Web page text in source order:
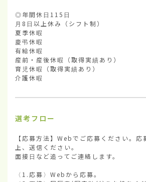
◎年間休日115日
月8日以上休み（シフト制）
夏季休暇
慶弔休暇
有給休暇
産前・産後休暇（取得実績あり）
育児休暇（取得実績あり）
介護休暇
選考フロー
【応募方法】Webでご応募ください。応
上、送信ください。
面接日など追ってご連絡します。
〈1.応募〉Webから応募。